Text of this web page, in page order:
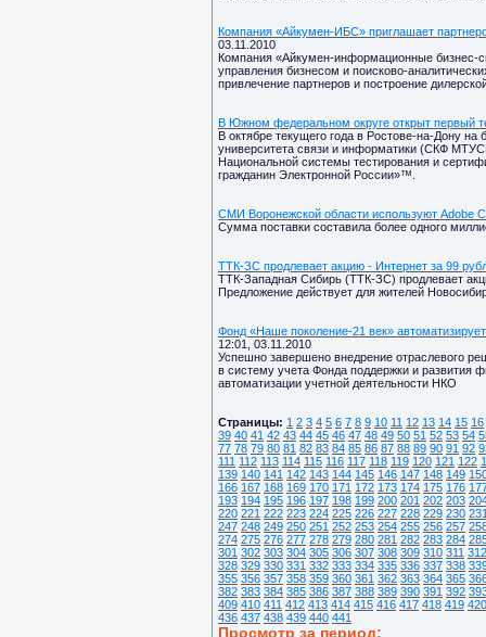
Компания «Айкумен-ИБС» приглашает
03.11.2010
Компания «Айкумен-информационные бизнес-
управления бизнесом и поисково-
привлечение партнеров и построение
В Южном федеральном округе открыт первый
В октябре текущего года в Ростове-на-Дону на
университета связи и информатики (СКФ
Национальной системы тестирования и
гражданин Электронной России»™.
СМИ Воронежской области используют Adobe
Сумма поставки составила более одного
ТТК-ЗС продлевает акцию - Интернет за 99
ТТК-Западная Сибирь (ТТК-ЗС) продлевает
Предложение действует для жителей
Фонд «Наше поколение-21 век»
12:01, 03.11.2010
Успешно завершено внедрение отраслевого
в систему учета Фонда поддержки и развития
автоматизации учетной деятельности НКО
Страницы: 1 2 3 4 5 6 7 8 9 10 11 12 13 14 15 16
39 40 41 42 43 44 45 46 47 48 49 50 51 52 53 54
77 78 79 80 81 82 83 84 85 86 87 88 89 90 91 92
111 112 113 114 115 116 117 118 119 120 121 122
139 140 141 142 143 144 145 146 147 148 149
166 167 168 169 170 171 172 173 174 175 176
193 194 195 196 197 198 199 200 201 202 203
220 221 222 223 224 225 226 227 228 229 230
247 248 249 250 251 252 253 254 255 256 257
274 275 276 277 278 279 280 281 282 283 284
301 302 303 304 305 306 307 308 309 310 311 312
328 329 330 331 332 333 334 335 336 337 338
355 356 357 358 359 360 361 362 363 364 365
382 383 384 385 386 387 388 389 390 391 392
409 410 411 412 413 414 415 416 417 418 419 420
436 437 438 439 440 441
Просмотр за период: